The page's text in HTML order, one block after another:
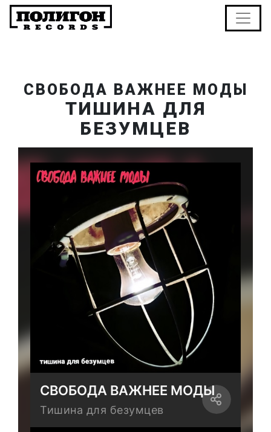
СВОБОДА ВАЖНЕЕ МОДЫ
ТИШИНА ДЛЯ
БЕЗУМЦЕВ